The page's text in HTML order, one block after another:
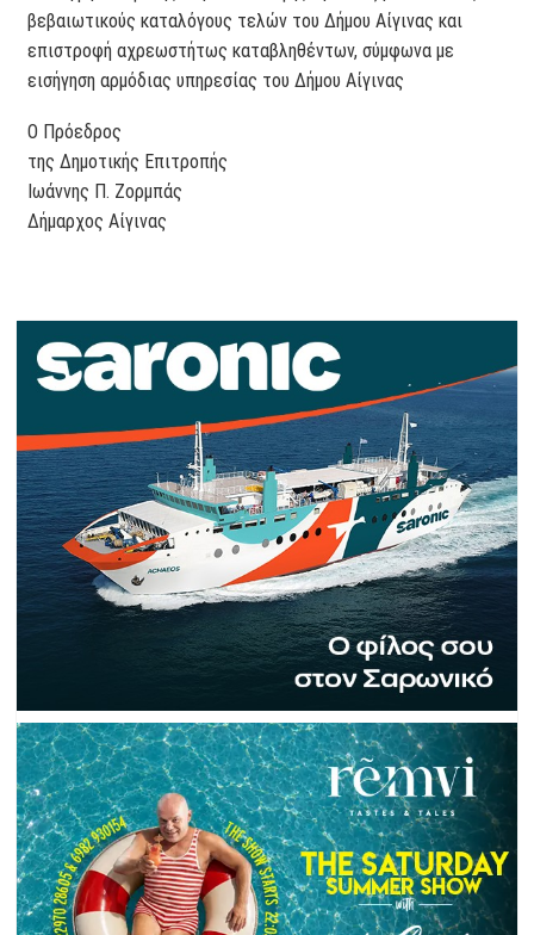
βεβαιωτικούς καταλόγους τελών του Δήμου Αίγινας και
επιστροφή αχρεωστήτως καταβληθέντων, σύμφωνα με
εισήγηση αρμόδιας υπηρεσίας του Δήμου Αίγινας
Ο Πρόεδρος
της Δημοτικής Επιτροπής
Ιωάννης Π. Ζορμπάς
Δήμαρχος Αίγινας